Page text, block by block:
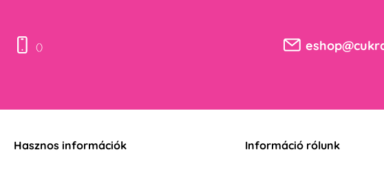
()
Hasznos információk Információ rólunk